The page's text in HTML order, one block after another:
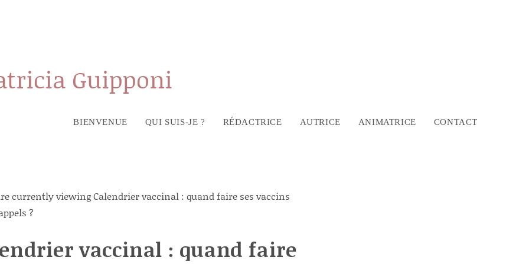
Guipponi
BIENVENUE QUI SUIS-JE ? RÉDACTRICE AUTRICE ANIMATRICE CONTACT
vaccinal : quand faire